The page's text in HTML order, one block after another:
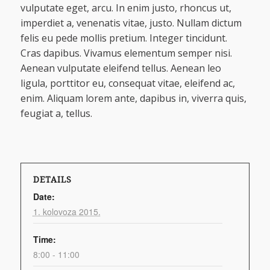
vulputate eget, arcu. In enim justo, rhoncus ut,
imperdiet a, venenatis vitae, justo. Nullam dictum
felis eu pede mollis pretium. Integer tincidunt.
Cras dapibus. Vivamus elementum semper nisi.
Aenean vulputate eleifend tellus. Aenean leo
ligula, porttitor eu, consequat vitae, eleifend ac,
enim. Aliquam lorem ante, dapibus in, viverra quis,
feugiat a, tellus.
DETAILS
Date:
1. kolovoza 2015.
Time:
8:00 - 11:00